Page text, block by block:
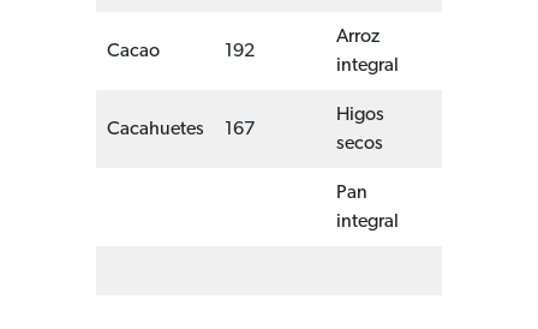
Cacao 192
Arroz
integral
Cacahuetes 167
Higos
secos
Pan
integral